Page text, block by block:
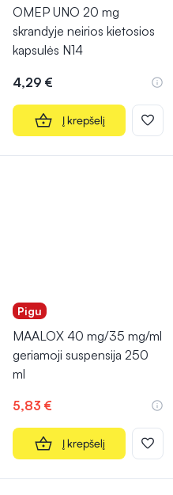
OMEP UNO 20 mg
skrandyje neirios kietosios
kapsulės N14
4,29 €
Į krepšelį
Pigu
MAALOX 40 mg/35 mg/ml
geriamoji suspensija 250
ml
5,83 €
Į krepšelį